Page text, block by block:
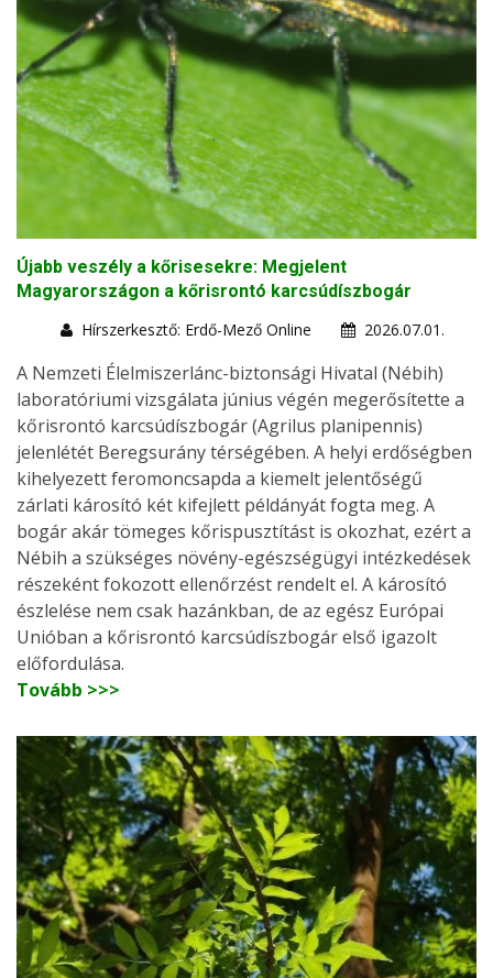
Újabb veszély a kőrisesekre: Megjelent
Magyarországon a kőrisrontó karcsúdíszbogár
Hírszerkesztő: Erdő-Mező Online
2026.07.01.
A Nemzeti Élelmiszerlánc-biztonsági Hivatal (Nébih)
laboratóriumi vizsgálata június végén megerősítette a
kőrisrontó karcsúdíszbogár (Agrilus planipennis)
jelenlétét Beregsurány térségében. A helyi erdőségben
kihelyezett feromoncsapda a kiemelt jelentőségű
zárlati károsító két kifejlett példányát fogta meg. A
bogár akár tömeges kőrispusztítást is okozhat, ezért a
Nébih a szükséges növény-egészségügyi intézkedések
részeként fokozott ellenőrzést rendelt el. A károsító
észlelése nem csak hazánkban, de az egész Európai
Unióban a kőrisrontó karcsúdíszbogár első igazolt
előfordulása.
Tovább >>>